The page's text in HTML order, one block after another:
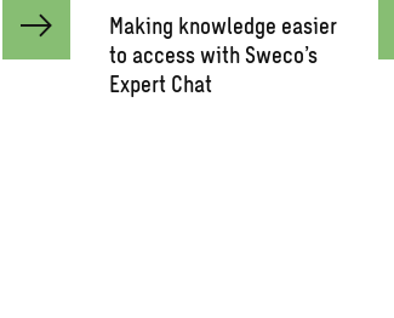
Making knowledge easier
to access with Sweco’s
Expert Chat